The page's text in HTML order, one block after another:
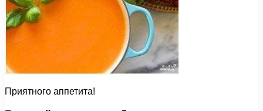
Приятного аппетита!